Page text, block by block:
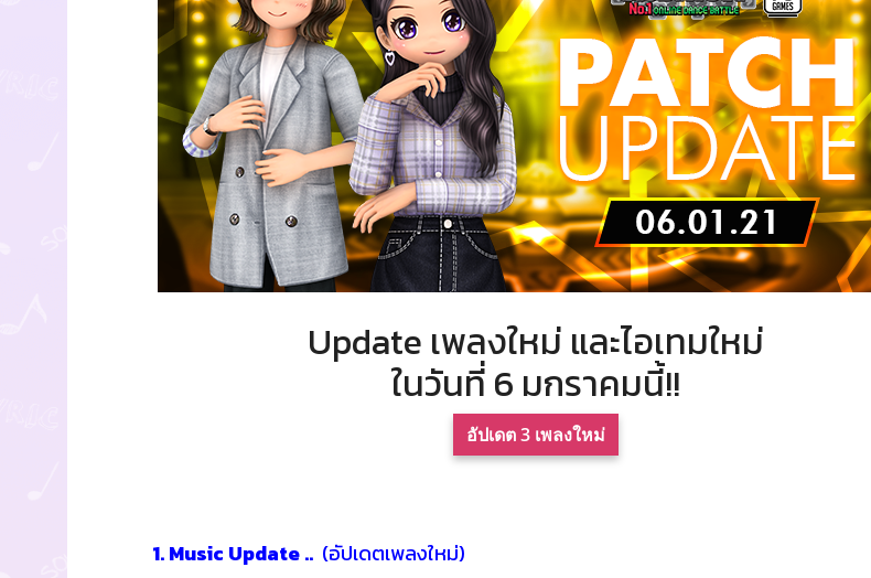
Update เพลงใหม่ และไอเทมใหม่
ในวันที่ 6 มกราคมนี้!!
อัปเดต 3 เพลงใหม่
1. Music Update .. (อัปเดตเพลงใหม่)